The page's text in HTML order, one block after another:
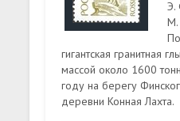
Э.
М.
гигантская гранитная
массой около 1600
году на берегу
деревни Конная Лахта.